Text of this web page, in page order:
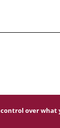
control over